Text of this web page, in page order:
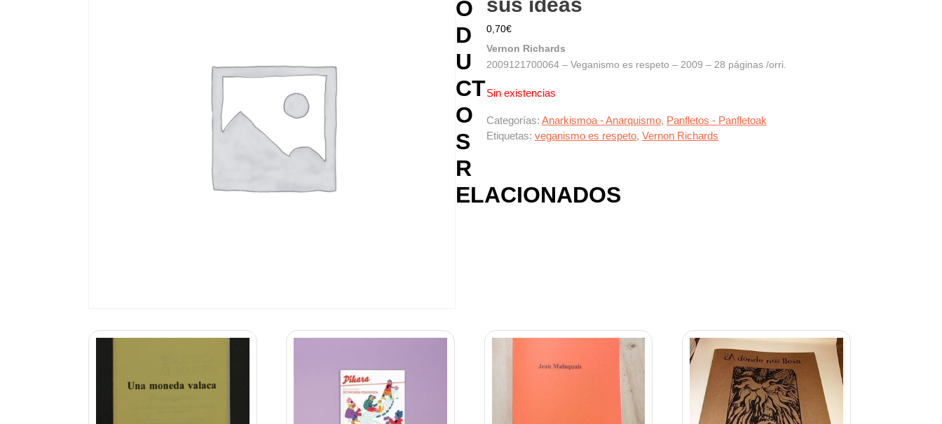
0,70€
Vernon Richards
2009121700064 – Veganismo es respeto – 2009 – 28 páginas /orri.
Sin existencias
Categorías: Anarkismoa - Anarquismo, Panfletos - Panfletoak
Etiquetas: veganismo es respeto, Vernon Richards
O
D
U
CT
O
S
R
ELACIONADOS